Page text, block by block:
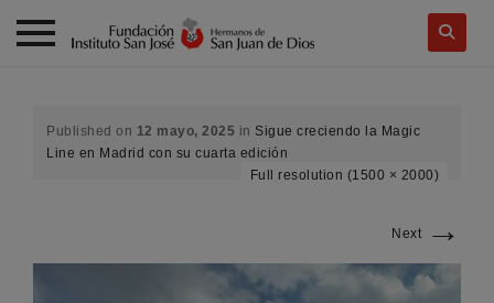
Published on 12 mayo, 2025 in Sigue creciendo la Magic
Line en Madrid con su cuarta edición
Full resolution (1500 × 2000)
Next →